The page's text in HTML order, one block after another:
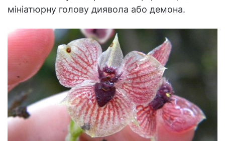
мініатюрну голову диявола або демона.